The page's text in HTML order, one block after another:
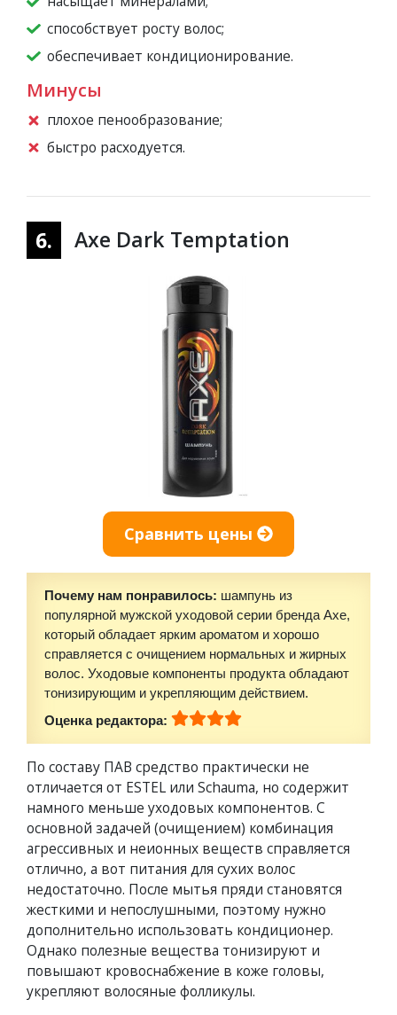
способствует росту волос;
обеспечивает кондиционирование.
Минусы
плохое пенообразование;
быстро расходуется.
6. Axe Dark Temptation
Сравнить цены
Почему нам понравилось: шампунь из
популярной мужской уходовой серии бренда Axe,
который обладает ярким ароматом и хорошо
справляется с очищением нормальных и жирных
волос. Уходовые компоненты продукта обладают
тонизирующим и укрепляющим действием.
Оценка редактора:
По составу ПАВ средство практически не
отличается от ESTEL или Schauma, но содержит
намного меньше уходовых компонентов. С
основной задачей (очищением) комбинация
агрессивных и неионных веществ справляется
отлично, а вот питания для сухих волос
недостаточно. После мытья пряди становятся
жесткими и непослушными, поэтому нужно
дополнительно использовать кондиционер.
Однако полезные вещества тонизируют и
повышают кровоснабжение в коже головы,
укрепляют волосяные фолликулы.